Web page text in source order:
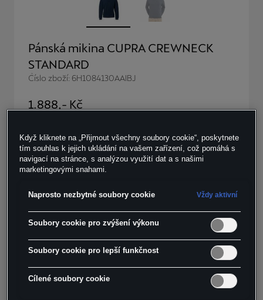
Pánská mikina CUPRA CREWNECK
STANDARD
Číslo zboží: 6H1084130AAIBJ
1.888,- Kč
Skladem v omezeném množství
Velikost:
- Mikina CUPRA CREWNECK vyniká decentním
barevným provedením a univerzálním běžným
Když kliknete na „Přijmout všechny soubory cookie“, poskytnete
tím souhlas k jejich ukládání na vašem zařízení, což pomáhá s
navigací na stránce, s analýzou využití dat a s našimi
marketingovými snahami.
Naprosto nezbytné soubory cookie Vždy aktivní
Soubory cookie pro zvýšení výkonu
Soubory cookie pro lepší funkčnost
Cílené soubory cookie